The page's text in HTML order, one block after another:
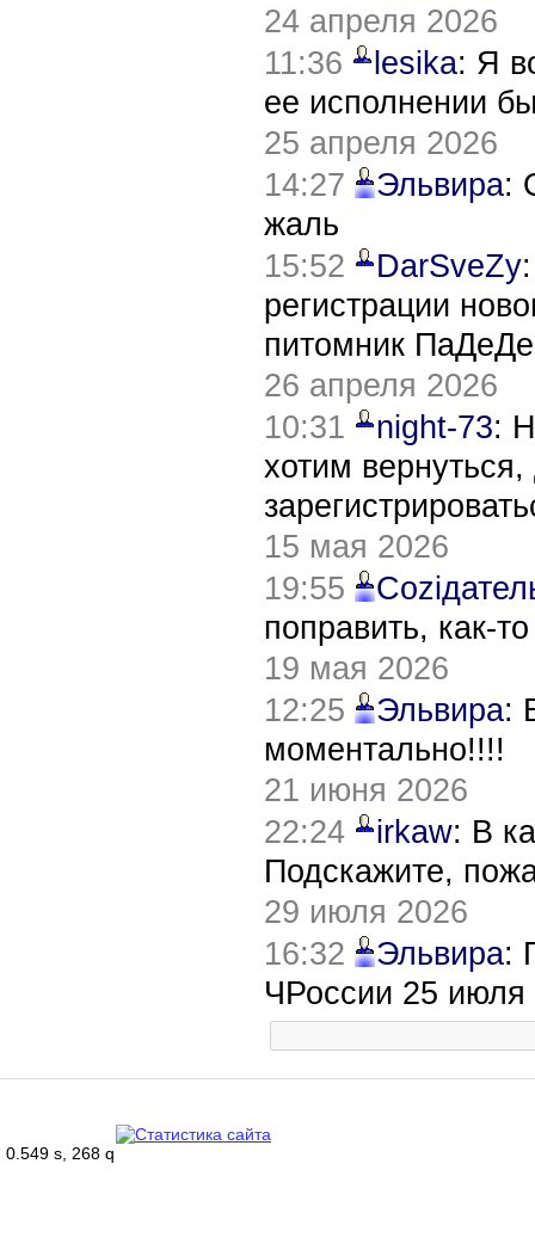
24 апреля 2026
11:36
lesika: Я
ее исполнении
25 апреля 2026
14:27
Эльвира:
жаль
15:52
DarSveZy
регистрации
питомник
26 апреля 2026
10:31
night-73:
хотим
15 мая 2026
19:55
поправить, как-
19 мая 2026
12:25
Эльвира:
моментально!!!!
21 июня 2026
22:24
irkaw: В
Подскажите,
29 июля 2026
16:32
Эльвира:
ЧРоссии 25 июля
0.549 s, 268 q